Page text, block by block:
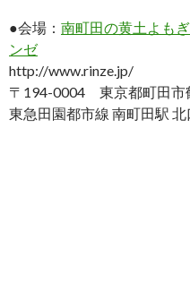
●会場： 南町田の黄土よも
ンゼ
http://www.rinze.jp/
〒194-0004 東京都町田市
東急田園都市線 南町田駅